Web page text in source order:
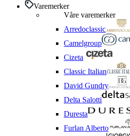
Varemerker
Våre varemerker
Arredoclassic
Camelgroup
Cizeta
Classic Italian
David Gundry
Delta Salotti
Duresta
Furlan Alberto